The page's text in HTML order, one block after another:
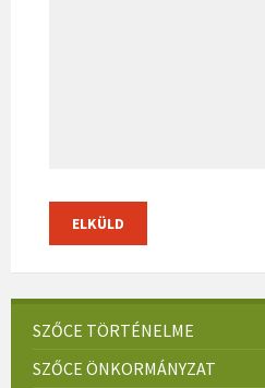
SZŐCE TÖRTÉNELME
SZŐCE ÖNKORMÁNYZAT